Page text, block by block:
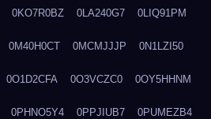
0KO7R0BZ 0LA240G7 0LIQ91PM
0M40H0CT 0MCMJJJP 0N1LZI50
0O1D2CFA 0O3VCZC0 0OY5HHNM
0PHNO5Y4 0PPJIUB7 0PUMEZB4